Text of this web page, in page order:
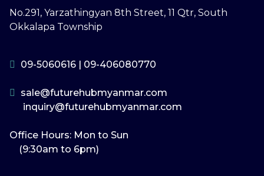
No.291, Yarzathingyan 8th Street, 11 Qtr, South
Okkalapa Township
09-5060616 09-406080770
sale@futurehubmyanmar.com
inquiry@futurehubmyanmar.com
Office Hours: Mon to Sun
(9:30am to 6pm)